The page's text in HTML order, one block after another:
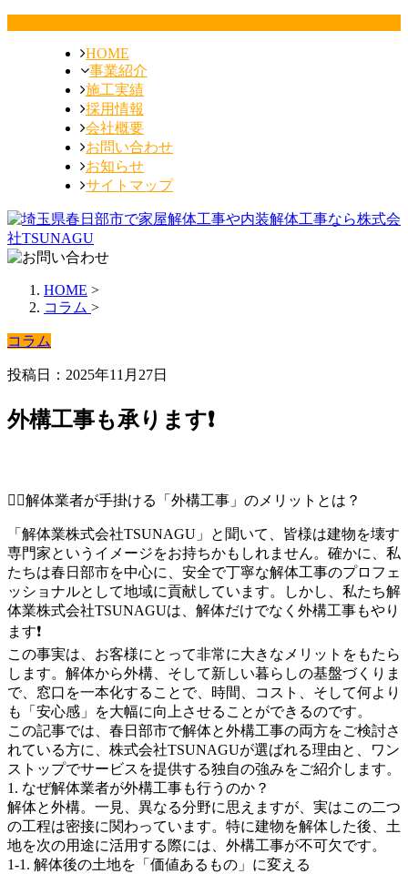
HOME
事業紹介
施工実績
採用情報
会社概要
お問い合わせ
お知らせ
サイトマップ
HOME >
コラム >
コラム
投稿日：2025年11月27日
外構工事も承ります❗️
👷‍♂️解体業者が手掛ける「外構工事」のメリットとは？
「解体業株式会社TSUNAGU」と聞いて、皆様は建物を壊す
専門家というイメージをお持ちかもしれません。確かに、私
たちは春日部市を中心に、安全で丁寧な解体工事のプロフェ
ッショナルとして地域に貢献しています。しかし、私たち解
体業株式会社TSUNAGUは、解体だけでなく外構工事もやり
ます❗️
この事実は、お客様にとって非常に大きなメリットをもたら
します。解体から外構、そして新しい暮らしの基盤づくりま
で、窓口を一本化することで、時間、コスト、そして何より
も「安心感」を大幅に向上させることができるのです。
この記事では、春日部市で解体と外構工事の両方をご検討さ
れている方に、株式会社TSUNAGUが選ばれる理由と、ワン
ストップでサービスを提供する独自の強みをご紹介します。
1. なぜ解体業者が外構工事も行うのか？
解体と外構。一見、異なる分野に思えますが、実はこの二つ
の工程は密接に関わっています。特に建物を解体した後、土
地を次の用途に活用する際には、外構工事が不可欠です。
1-1. 解体後の土地を「価値あるもの」に変える